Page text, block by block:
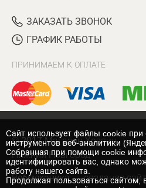
ЗАКАЗАТЬ ЗВОНОК
ГРАФИК РАБОТЫ
ПРИНИМАЕМ К ОПЛАТЕ
© 2017 Магазин Хозяин
Нижний Новгород
Вебмеханика — создание
Cайт использует файлы cookie
инструментов веб-аналитики
Собранная при помощи cookie
идентифицировать вас, однако
работу нашего сайта.
Продолжая пользоваться сайтом,